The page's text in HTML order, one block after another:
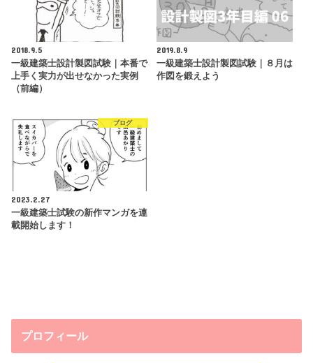
2018.9.5
一級建築士設計製図試験｜本番で
上手く実力が出せなかった実例
（前編）
2019.8.9
一級建築士設計製図試験｜８月は
作図を鍛えよう
ブログ
2023.2.27
一級建築士試験の新作マンガを連
載開始します！
プロフィール